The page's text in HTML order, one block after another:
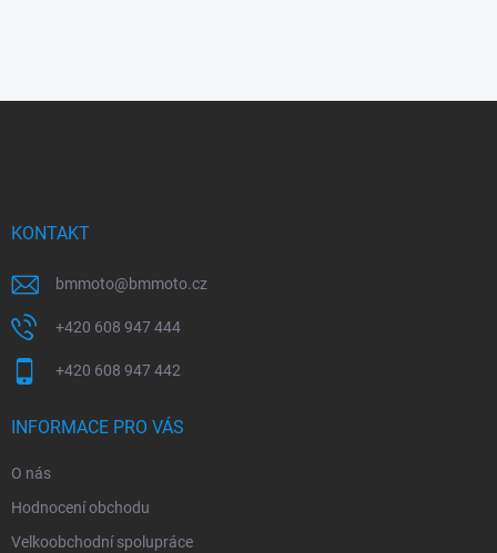
KONTAKT
bmmoto@bmmoto.cz
+420 608 947 444
+420 608 947 442
INFORMACE PRO VÁS
O nás
Hodnocení obchodu
Velkoobchodní spolupráce